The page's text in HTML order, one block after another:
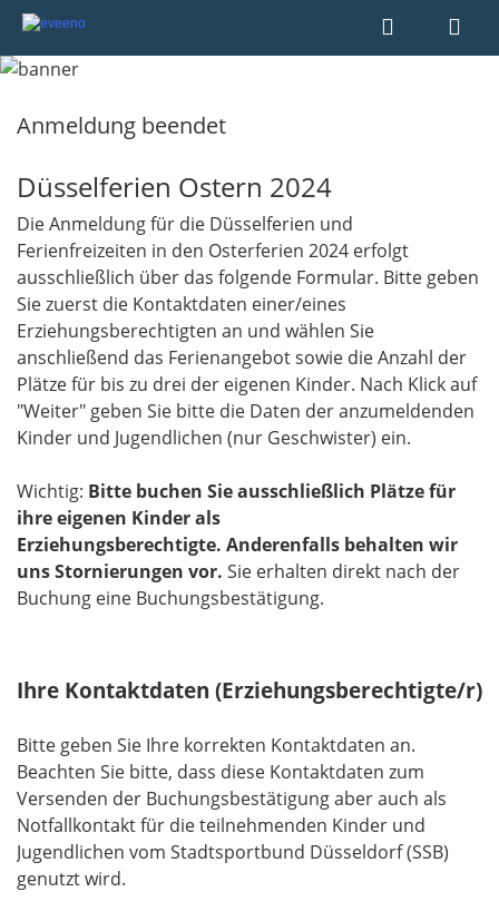
Anmeldung beendet
Düsselferien Ostern 2024
Die Anmeldung für die Düsselferien und
Ferienfreizeiten in den Osterferien 2024 erfolgt
ausschließlich über das folgende Formular. Bitte geben
Sie zuerst die Kontaktdaten einer/eines
Erziehungsberechtigten an und wählen Sie
anschließend das Ferienangebot sowie die Anzahl der
Plätze für bis zu drei der eigenen Kinder. Nach Klick auf
"Weiter" geben Sie bitte die Daten der anzumeldenden
Kinder und Jugendlichen (nur Geschwister) ein.
Wichtig: Bitte buchen Sie ausschließlich Plätze für
ihre eigenen Kinder als
Erziehungsberechtigte. Anderenfalls behalten wir
uns Stornierungen vor. ​​​​​​​Sie erhalten direkt nach der
Buchung eine Buchungsbestätigung.
Ihre Kontaktdaten (Erziehungsberechtigte/r)
Bitte geben Sie Ihre korrekten Kontaktdaten an.
Beachten Sie bitte, dass diese Kontaktdaten zum
Versenden der Buchungsbestätigung aber auch als
Notfallkontakt für die teilnehmenden Kinder und
Jugendlichen vom Stadtsportbund Düsseldorf (SSB)
genutzt wird.